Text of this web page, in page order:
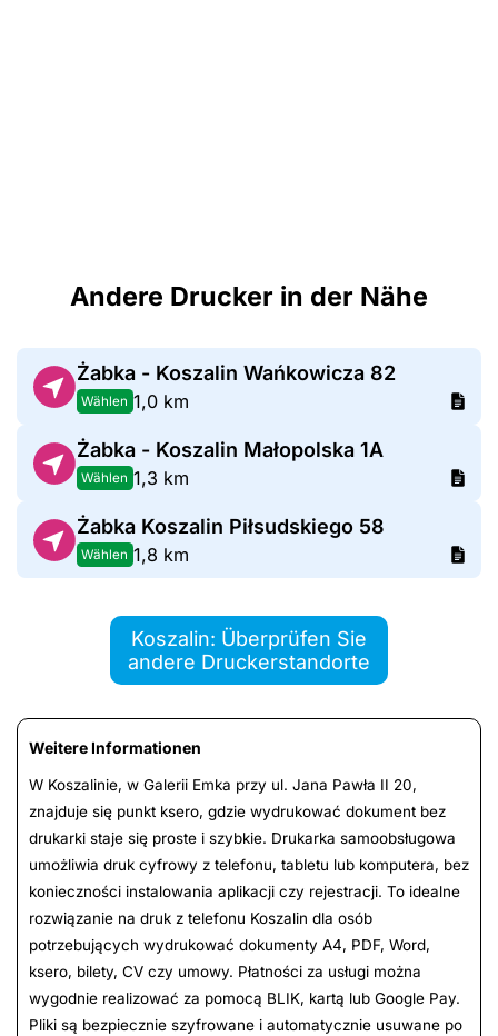
Andere Drucker in der Nähe
Żabka - Koszalin Wańkowicza 82
Wählen 1,0 km
Żabka - Koszalin Małopolska 1A
Wählen 1,3 km
Żabka Koszalin Piłsudskiego 58
Wählen 1,8 km
Koszalin: Überprüfen Sie
andere Druckerstandorte
Weitere Informationen
W Koszalinie, w Galerii Emka przy ul. Jana Pawła II 20,
znajduje się punkt ksero, gdzie wydrukować dokument bez
drukarki staje się proste i szybkie. Drukarka samoobsługowa
umożliwia druk cyfrowy z telefonu, tabletu lub komputera, bez
konieczności instalowania aplikacji czy rejestracji. To idealne
rozwiązanie na druk z telefonu Koszalin dla osób
potrzebujących wydrukować dokumenty A4, PDF, Word,
ksero, bilety, CV czy umowy. Płatności za usługi można
wygodnie realizować za pomocą BLIK, kartą lub Google Pay.
Pliki są bezpiecznie szyfrowane i automatycznie usuwane po